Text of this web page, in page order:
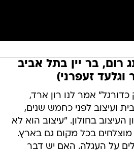
רום, בר יין בתל אביב
וגלעד זעפרני)
אמר לנו רון ארד,
ועיצוב לפני כחמש שנים,
העיצוב בחולון. "עיצוב הוא לא
מוצלחים בכל מקום גם בארץ.
על העגלה. האם יש דבר